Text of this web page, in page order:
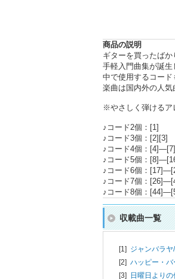
商品の説明
ギターを買ったば
手軽入門曲集が誕
中で使用するコー
楽曲は国内外の人気
※やさしく弾けるア
♪コード2個：[1]
♪コード3個：[2][3]
♪コード4個：[4]―[7]
♪コード5個：
♪コード6個：
♪コード7個：
♪コード8個：
収載曲一覧
[1] ジャンバラヤ/
[2] ハッピー・
[3] 日曜日よりの